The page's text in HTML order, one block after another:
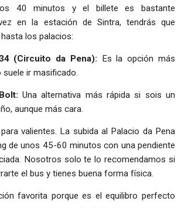
40 minutos y el billete es bastante
en la estación de Sintra, tendrás que
los palacios:
(Circuito da Pena): Es la opción más
suele ir masificado.
Una alternativa más rápida si sois un
aunque más cara.
valientes. La subida al Palacio da Pena
de unos 45-60 minutos con una pendiente
Nosotros solo te lo recomendamos si
el bus y tienes buena forma física.
favorita porque es el equilibro perfecto